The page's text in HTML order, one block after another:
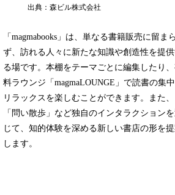
出典：森ビル株式会社
「magmabooks」は、単なる書籍販売に留まら
ず、訪れる人々に新たな知識や創造性を提
る場です。本棚をテーマごとに編集したり
料ラウンジ「magmaLOUNGE」で読書の集中
リラックスを楽しむことができます。また、
「問い散歩」など独自のインタラクションを
じて、知的体験を深める新しい書店の形を
します。